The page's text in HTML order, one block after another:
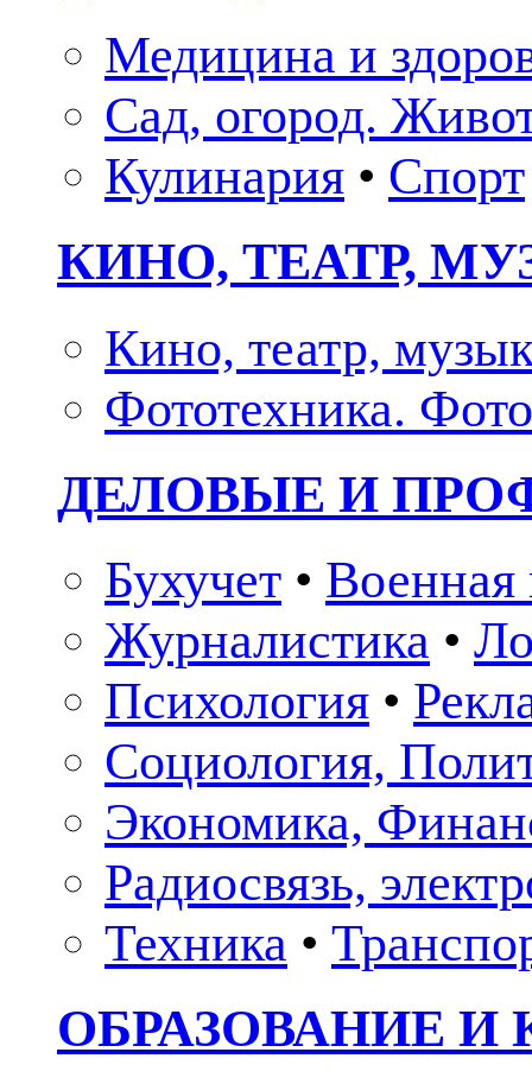
Медицина и
Сад, огород.
Кулинария • Спорт
КИНО, ТЕАТР,
Кино, театр,
Фототехника.
ДЕЛОВЫЕ И
Бухучет • Военная
Журналистика •
Психология •
Социология,
Экономика,
Радиосвязь,
Техника •
ОБРАЗОВАНИЕ И